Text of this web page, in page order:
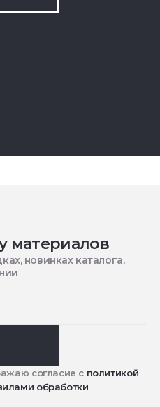
материалов
новинках каталога,
согласие с политикой
обработки